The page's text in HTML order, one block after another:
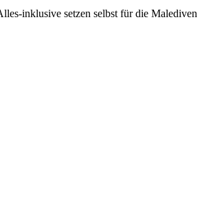
inklusive setzen selbst für die Malediven